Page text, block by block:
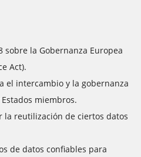
sobre la Gobernanza Europea
Act).
el intercambio y la gobernanza
miembros.
la reutilización de ciertos datos
de datos confiables para